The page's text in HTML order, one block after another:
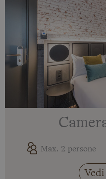
Max. 2 persone